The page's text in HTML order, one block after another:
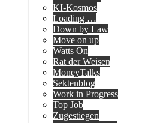
KI-Kosmos
Loading …
Down by Law
Move on up
Watts On
Rat der Weisen
MoneyTalks
Sektenblog
Work in Progress
Top Job
Zugestiegen